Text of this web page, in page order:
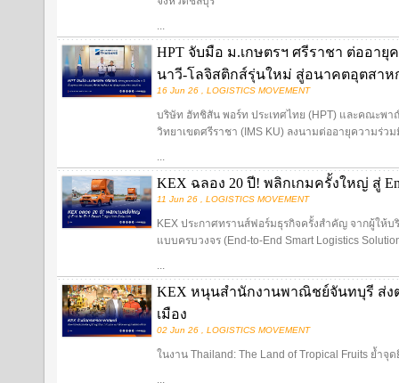
...
HPT จับมือ ม.เกษตรฯ ศรีราชา ต่ออา
นาวี-โลจิสติกส์รุ่นใหม่ สู่อนาคตอุตสาห
16 Jun 26 , LOGISTICS MOVEMENT
บริษัท ฮัทชิสัน พอร์ท ประเทศไทย (HPT) และคณะพ
วิทยาเขตศรีราชา (IMS KU) ลงนามต่ออายุความร่ว
...
KEX ฉลอง 20 ปี! พลิกเกมครั้งใหญ่ สู่
11 Jun 26 , LOGISTICS MOVEMENT
KEX ประกาศทรานส์ฟอร์มธุรกิจครั้งสำคัญ จากผู้ให้
แบบครบวงจร (End-to-End Smart Logistics
...
KEX หนุนสำนักงานพาณิชย์จันทบุรี ส่ง
เมือง
02 Jun 26 , LOGISTICS MOVEMENT
ในงาน Thailand: The Land of Tropical Fruits ย้ำ
...